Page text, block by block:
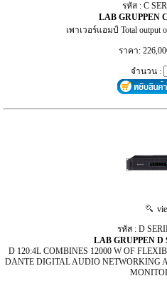
รหัส : C
LAB GRUPPEN
เพาเวอร์แอมป์ Total output
ราคา:
จำนวน :
รหัส : D
LAB GRUPPEN D
D 120:4L COMBINES 12000 W OF
DANTE DIGITAL AUDIO NETWORKING